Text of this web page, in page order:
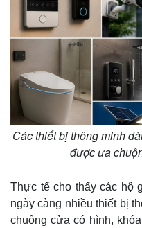
Các thiết bị thông minh
được ưa
Thực tế cho thấy các hộ
ngày càng nhiều thiết bị
chuông cửa có hình,